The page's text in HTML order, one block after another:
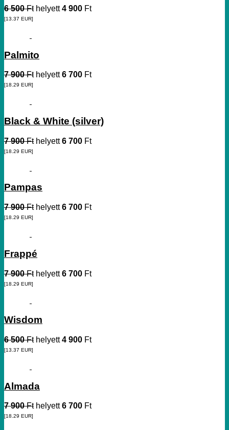
6 500 Fthelyett4 900 Ft
[13.37 EUR]
Palmito
7 900 Fthelyett6 700 Ft
[18.29 EUR]
Black & White (silver)
7 900 Fthelyett6 700 Ft
[18.29 EUR]
Pampas
7 900 Fthelyett6 700 Ft
[18.29 EUR]
Frappé
7 900 Fthelyett6 700 Ft
[18.29 EUR]
Wisdom
6 500 Fthelyett4 900 Ft
[13.37 EUR]
Almada
7 900 Fthelyett6 700 Ft
[18.29 EUR]